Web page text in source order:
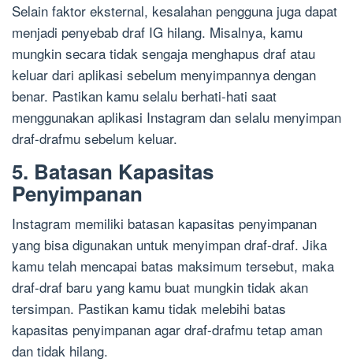
Selain faktor eksternal, kesalahan pengguna juga dapat
menjadi penyebab draf IG hilang. Misalnya, kamu
mungkin secara tidak sengaja menghapus draf atau
keluar dari aplikasi sebelum menyimpannya dengan
benar. Pastikan kamu selalu berhati-hati saat
menggunakan aplikasi Instagram dan selalu menyimpan
draf-drafmu sebelum keluar.
5. Batasan Kapasitas
Penyimpanan
Instagram memiliki batasan kapasitas penyimpanan
yang bisa digunakan untuk menyimpan draf-draf. Jika
kamu telah mencapai batas maksimum tersebut, maka
draf-draf baru yang kamu buat mungkin tidak akan
tersimpan. Pastikan kamu tidak melebihi batas
kapasitas penyimpanan agar draf-drafmu tetap aman
dan tidak hilang.